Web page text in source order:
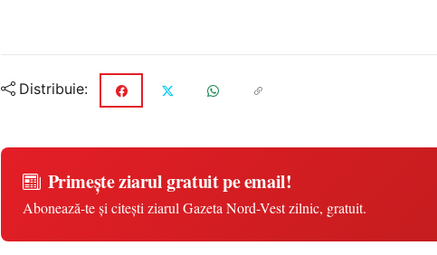
Distribuie:
Primește ziarul gratuit pe email!
Abonează-te și citești ziarul Gazeta Nord-Vest zilnic, gratuit.